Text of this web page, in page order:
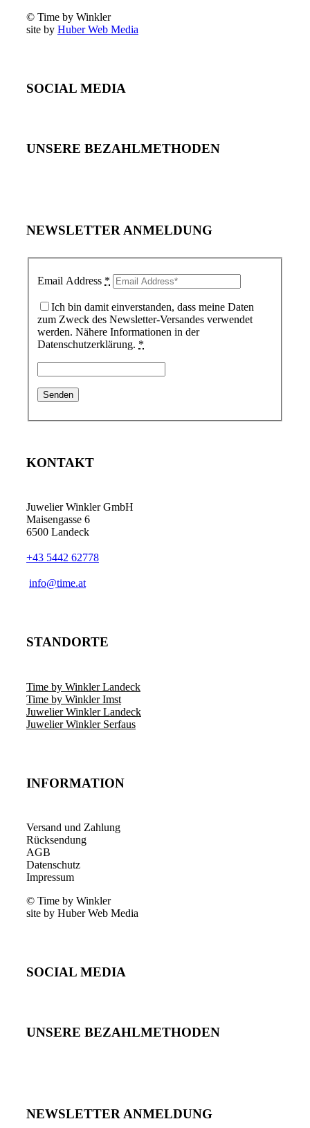
© Time by Winkler
site by Huber Web Media
SOCIAL MEDIA
UNSERE BEZAHLMETHODEN
NEWSLETTER ANMELDUNG
Email Address *
Ich bin damit einverstanden, dass meine Daten
zum Zweck des Newsletter-Versandes verwendet
werden. Nähere Informationen in der
Datenschutzerklärung. *
KONTAKT
Juwelier Winkler GmbH
Maisengasse 6
6500 Landeck
+43 5442 62778
info@time.at
STANDORTE
Time by Winkler Landeck
Time by Winkler Imst
Juwelier Winkler Landeck
Juwelier Winkler Serfaus
INFORMATION
Versand und Zahlung
Rücksendung
AGB
Datenschutz
Impressum
© Time by Winkler
site by Huber Web Media
SOCIAL MEDIA
UNSERE BEZAHLMETHODEN
NEWSLETTER ANMELDUNG